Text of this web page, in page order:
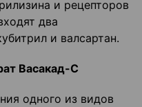
и рецепторов
два
и валсартан.
Васакад-С
одного из видов